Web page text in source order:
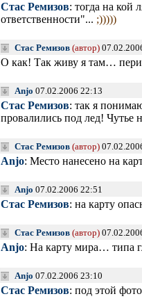
Стас Ремизов: тогда на кой
ответственности"... ;)))))
Стас Ремизов (автор)
О как! Так живу я там…
Anjo 07.02.2006 22:13
Стас Ремизов: так я
провалились под лед! Чутье
Стас Ремизов (автор)
Anjo: Место нанесено на
Anjo 07.02.2006 22:51
Стас Ремизов: на карту
Стас Ремизов (автор)
Anjo: На карту мира… типа
Anjo 07.02.2006 23:10
Стас Ремизов: под этой